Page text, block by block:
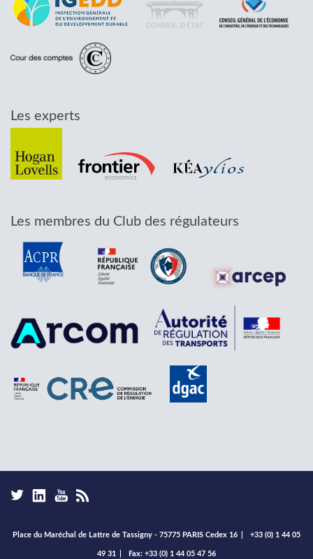
Les experts
Les membres du Club des régulateurs
Place du Maréchal de Lattre de Tassigny - 75775 PARIS Cedex 16 +33 (0) 1 44 05
49 31 Fax: +33 (0) 1 44 05 47 56